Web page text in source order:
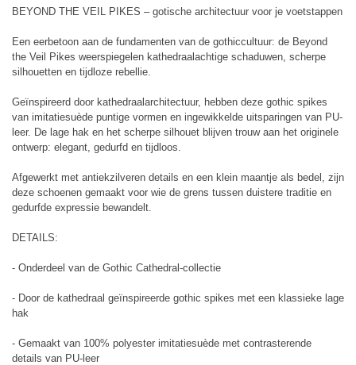
BEYOND THE VEIL PIKES – gotische architectuur voor je voetstappen
Een eerbetoon aan de fundamenten van de gothiccultuur: de Beyond
the Veil Pikes weerspiegelen kathedraalachtige schaduwen, scherpe
silhouetten en tijdloze rebellie.
Geïnspireerd door kathedraalarchitectuur, hebben deze gothic spikes
van imitatiesuède puntige vormen en ingewikkelde uitsparingen van PU-
leer. De lage hak en het scherpe silhouet blijven trouw aan het originele
ontwerp: elegant, gedurfd en tijdloos.
Afgewerkt met antiekzilveren details en een klein maantje als bedel, zijn
deze schoenen gemaakt voor wie de grens tussen duistere traditie en
gedurfde expressie bewandelt.
DETAILS:
- Onderdeel van de Gothic Cathedral-collectie
- Door de kathedraal geïnspireerde gothic spikes met een klassieke lage
hak
- Gemaakt van 100% polyester imitatiesuède met contrasterende
details van PU-leer